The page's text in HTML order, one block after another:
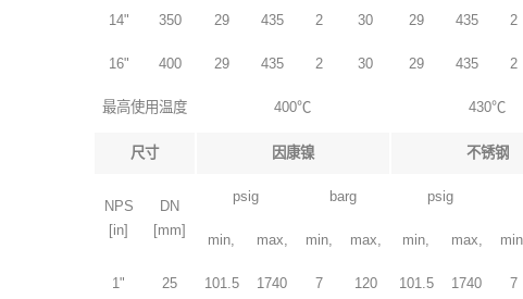
14" 350 29 435 2 30 29 435 2
16" 400 29 435 2 30 29 435 2
最高使用温度 400℃ 430℃
尺寸 因康镍 不锈钢
NPS
[in]
DN
[mm]
psig barg psig
min, max, min, max, min, max,
1" 25 101.5 1740 7 120 101.5 1740 7